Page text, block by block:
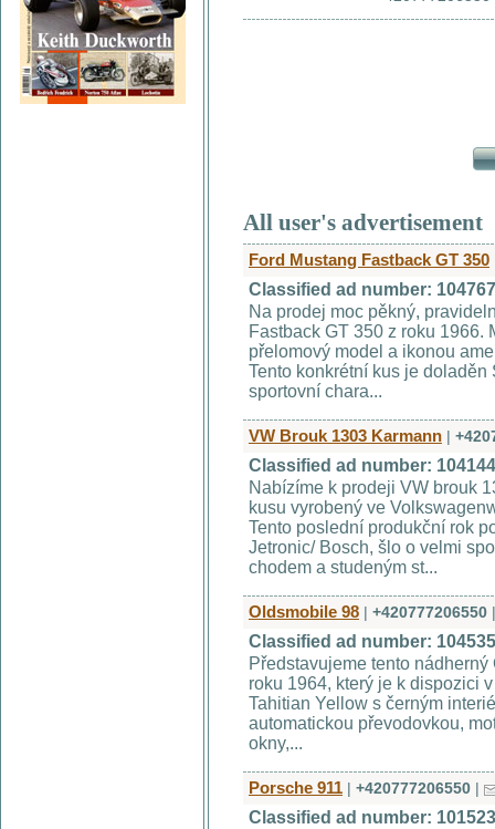
All user's advertisement
Ford Mustang Fastback GT 350
Classified ad number:
Na prodej moc pěkný,
Fastback GT 350 z roku 1966.
přelomový model a ikonou
Tento konkrétní kus je
sportovní chara...
VW Brouk 1303 Karmann |
Classified ad number:
Nabízíme k prodeji VW brouk
kusu vyrobený ve
Tento poslední produkční rok
Jetronic/ Bosch, šlo o velmi
chodem a studeným st...
Oldsmobile 98 | +420777206550 |
Classified ad number:
Představujeme tento
roku 1964, který je k dispozici
Tahitian Yellow s černým
automatickou převodovkou,
okny,...
Porsche 911 | +420777206550 |
Classified ad number: